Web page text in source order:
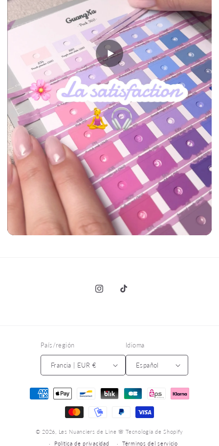
InstagramTikTok
País/región
Francia | EUR €
Idioma
Español
Formas
© 2026, Les Nuanciers de Line 🌸 Tecnología de Shopify
Política de privacidad
Términos del servicio